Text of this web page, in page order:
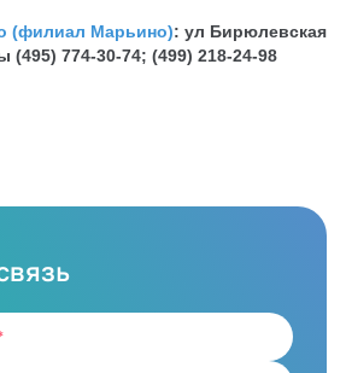
(филиал Марьино): ул Бирюлевская
(495) 774-30-74; (499) 218-24-98